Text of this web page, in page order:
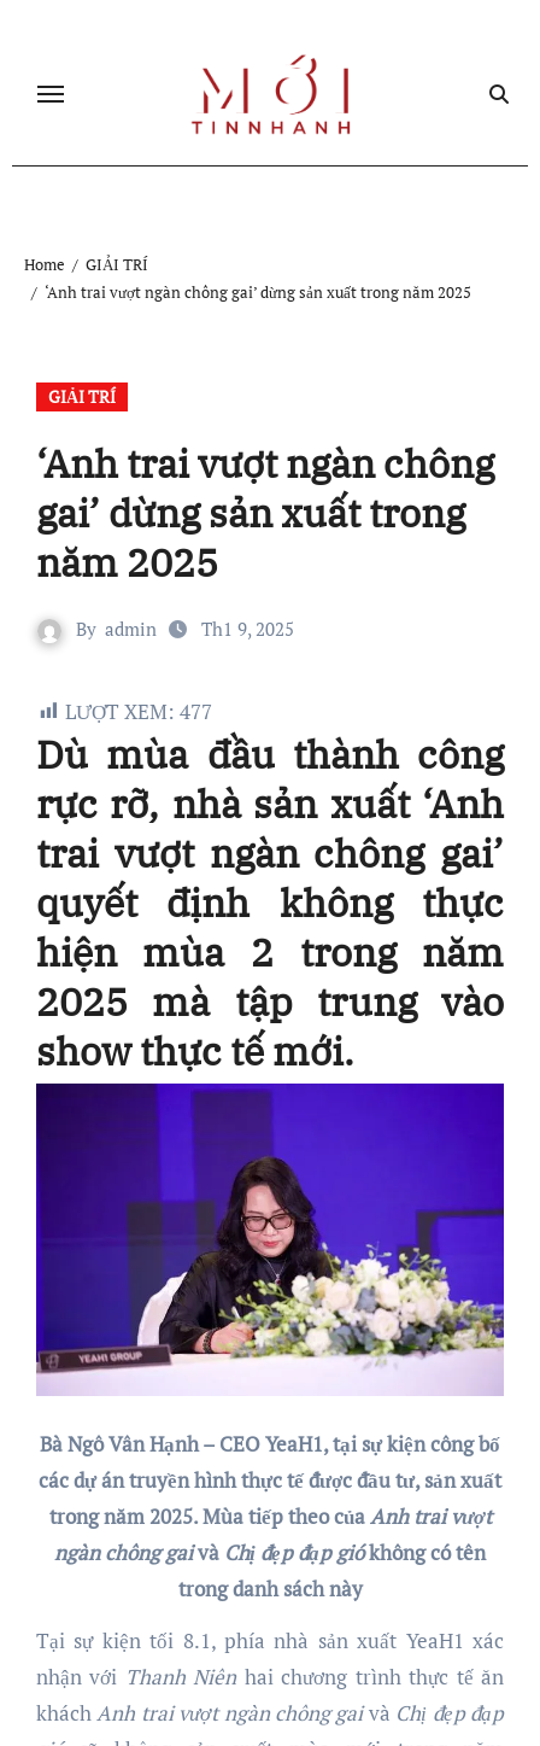
content
Home
GIẢI TRÍ
‘Anh trai vượt ngàn chông gai’ dừng sản xuất trong năm 2025
GIẢI TRÍ
‘Anh trai vượt ngàn chông
gai’ dừng sản xuất trong
năm 2025
By admin Th1 9, 2025
LƯỢT XEM: 477
Dù mùa đầu thành công
rực rỡ, nhà sản xuất ‘Anh
trai vượt ngàn chông gai’
quyết định không thực
hiện mùa 2 trong năm
2025 mà tập trung vào
show thực tế mới.
Bà Ngô Vân Hạnh – CEO YeaH1, tại sự kiện công bố
các dự án truyền hình thực tế được đầu tư, sản xuất
trong năm 2025. Mùa tiếp theo củaAnh trai vượt
ngàn chông gaivà Chị đẹp đạp giókhông có tên
trong danh sách này
Tại sự kiện tối 8.1, phía nhà sản xuất YeaH1 xác
nhận với Thanh Niênhai chương trình thực tế ăn
kháchAnh trai vượt ngàn chông gaivà Chị đẹp đạp